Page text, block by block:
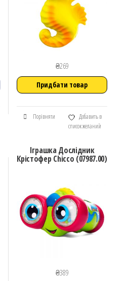
₴269
Придбати товар
Порівняти
Добавить в
список желаний
Іграшка Дослідник
Крістофер Chicco (07987.00)
₴389